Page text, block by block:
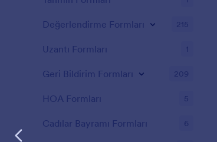
Değerlendirme Formları 215
Uzantı Formları 1
Geri Bildirim Formları 209
HOA Formları 5
Cadılar Bayramı Formları 6